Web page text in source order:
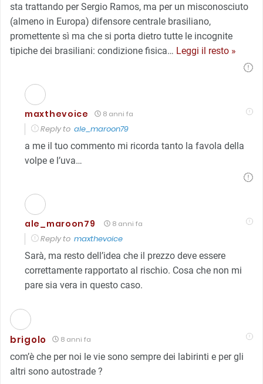
sta trattando per Sergio Ramos, ma per un misconosciuto
(almeno in Europa) difensore centrale brasiliano,
promettente sì ma che si porta dietro tutte le incognite
tipiche dei brasiliani: condizione fisica… Leggi il resto »
maxthevoice 8 anni fa
Reply to ale_maroon79
a me il tuo commento mi ricorda tanto la favola della
volpe e l’uva…
ale_maroon79 8 anni fa
Reply to maxthevoice
Sarà, ma resto dell’idea che il prezzo deve essere
correttamente rapportato al rischio. Cosa che non mi
pare sia vera in questo caso.
brigolo 8 anni fa
com’è che per noi le vie sono sempre dei labirinti e per gli
altri sono autostrade ?